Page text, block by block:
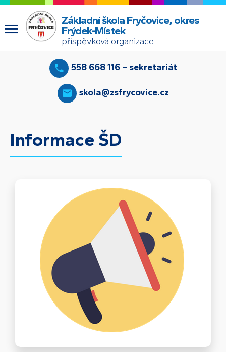
Základní škola Fryčovice, okres
Frýdek-Místek
příspěvková organizace
558 668 116 – sekretariát
skola@zsfrycovice.cz
Informace ŠD